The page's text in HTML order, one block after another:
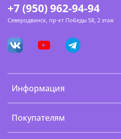
Информация
Покупателям
+7 (950) 962-94-94
Северодвинск, пр-кт Победы 58, 2 этаж